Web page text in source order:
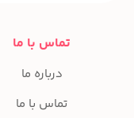
تماس با ما
درباره ما
تماس با ما